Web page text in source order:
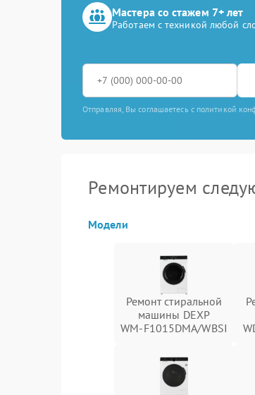
Мастера со стажем 7+ лет
Работаем с техникой любой
Отправляя, Вы соглашаетесь с политикой
Ремонтируем
Модели
Ремонт стиральной
машины DEXP
WM‑F1015DMA/WBSI